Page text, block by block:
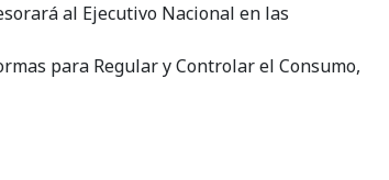
al Ejecutivo Nacional en las
para Regular y Controlar el Consumo,